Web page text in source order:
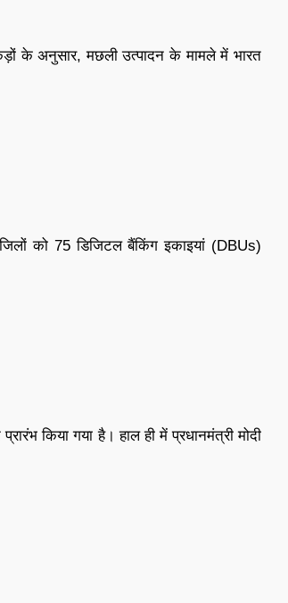
के अनुसार, मछली उत्पादन के मामले में भारत
को 75 डिजिटल बैंकिंग इकाइयां (DBUs)
किया गया है। हाल ही में प्रधानमंत्री मोदी